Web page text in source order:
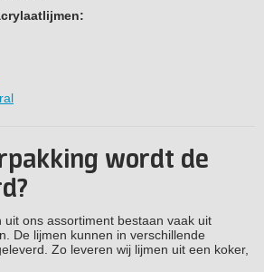
wordt de
uit ons assortiment bestaan vaak uit
De lijmen kunnen in verschillende
Zo leveren wij lijmen uit een koker,